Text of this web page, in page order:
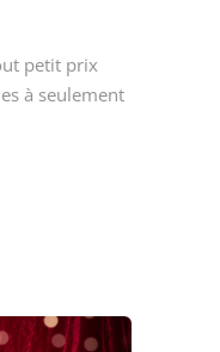
petit prix
à seulement